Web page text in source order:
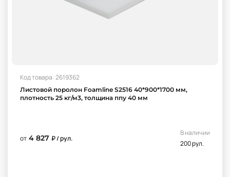
Код товара: 2619362
Листовой поролон Foamline S2516 40*900*1700 мм,
плотность 25 кг/м3, толщина ппу 40 мм
от 4 827 ₽ / рул.
В наличии
200 рул.